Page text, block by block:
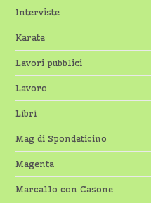
Interviste
Karate
Lavori pubblici
Lavoro
Libri
Mag di Spondeticino
Magenta
Marcallo con Casone